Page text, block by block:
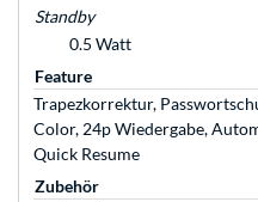
Standby
0.5 Watt
Feature
Trapezkorrektur,
Color, 24p Wiedergabe,
Quick Resume
Zubehör